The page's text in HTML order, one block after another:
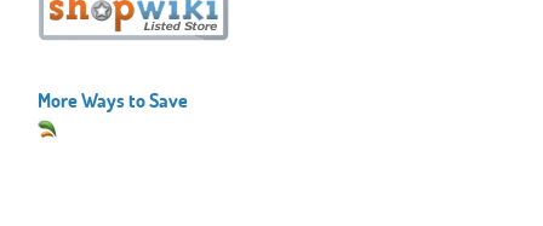
More Ways to Save